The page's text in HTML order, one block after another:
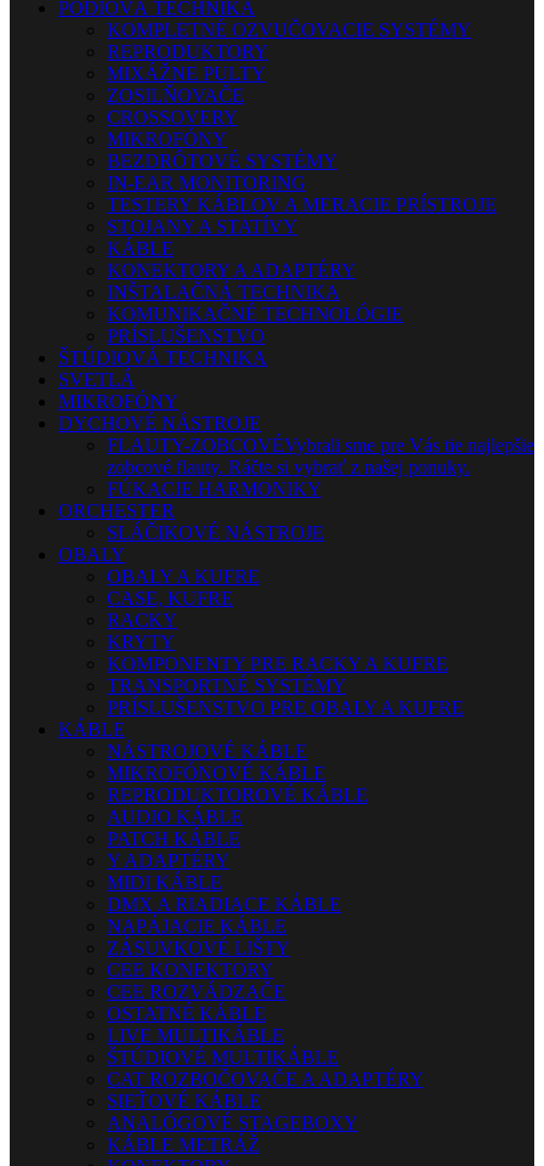
PÓDIOVÁ TECHNIKA
KOMPLETNÉ OZVUČOVACIE SYSTÉMY
REPRODUKTORY
MIXÁŽNE PULTY
ZOSILŇOVAČE
CROSSOVERY
MIKROFÓNY
BEZDRÔTOVÉ SYSTÉMY
IN-EAR MONITORING
TESTERY KÁBLOV A MERACIE PRÍSTROJE
STOJANY A STATÍVY
KÁBLE
KONEKTORY A ADAPTÉRY
INŠTALAČNÁ TECHNIKA
KOMUNIKAČNÉ TECHNOLÓGIE
PRÍSLUŠENSTVO
ŠTÚDIOVÁ TECHNIKA
SVETLÁ
MIKROFÓNY
DYCHOVÉ NÁSTROJE
FLAUTY-ZOBCOVÉVybrali sme pre Vás tie najlepšie
zobcové flauty. Ráčte si vybrať z našej ponuky.
FÚKACIE HARMONIKY
ORCHESTER
SLÁČIKOVÉ NÁSTROJE
OBALY
OBALY A KUFRE
CASE, KUFRE
RACKY
KRYTY
KOMPONENTY PRE RACKY A KUFRE
TRANSPORTNÉ SYSTÉMY
PRÍSLUŠENSTVO PRE OBALY A KUFRE
KÁBLE
NÁSTROJOVÉ KÁBLE
MIKROFÓNOVÉ KÁBLE
REPRODUKTOROVÉ KÁBLE
AUDIO KÁBLE
PATCH KÁBLE
Y ADAPTÉRY
MIDI KÁBLE
DMX A RIADIACE KÁBLE
NAPÁJACIE KÁBLE
ZÁSUVKOVÉ LIŠTY
CEE KONEKTORY
CEE ROZVÁDZAČE
OSTATNÉ KÁBLE
LIVE MULTIKÁBLE
ŠTÚDIOVÉ MULTIKÁBLE
CAT ROZBOČOVAČE A ADAPTÉRY
SIEŤOVÉ KÁBLE
ANALÓGOVÉ STAGEBOXY
KÁBLE METRÁŽ